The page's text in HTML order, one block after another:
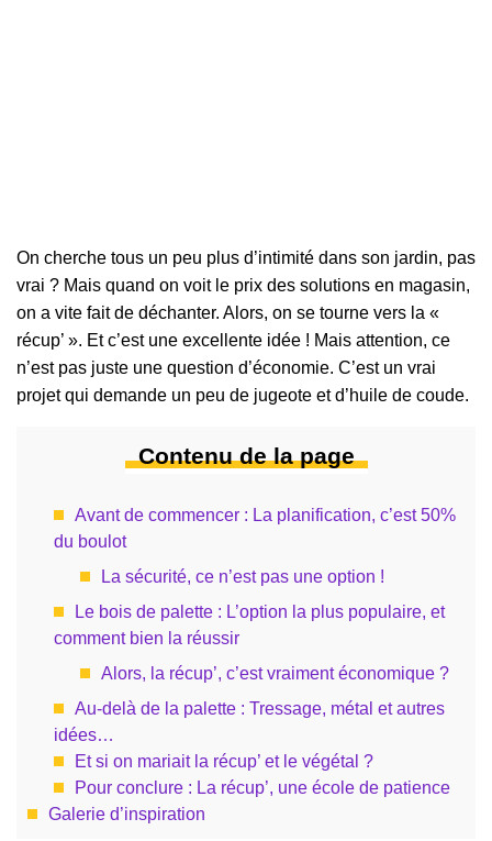
On cherche tous un peu plus d’intimité dans son jardin, pas
vrai ? Mais quand on voit le prix des solutions en magasin,
on a vite fait de déchanter. Alors, on se tourne vers la «
récup’ ». Et c’est une excellente idée ! Mais attention, ce
n’est pas juste une question d’économie. C’est un vrai
projet qui demande un peu de jugeote et d’huile de coude.
Contenu de la page
Avant de commencer : La planification, c’est 50%
du boulot
La sécurité, ce n’est pas une option !
Le bois de palette : L’option la plus populaire, et
comment bien la réussir
Alors, la récup’, c’est vraiment économique ?
Au-delà de la palette : Tressage, métal et autres
idées…
Et si on mariait la récup’ et le végétal ?
Pour conclure : La récup’, une école de patience
Galerie d’inspiration